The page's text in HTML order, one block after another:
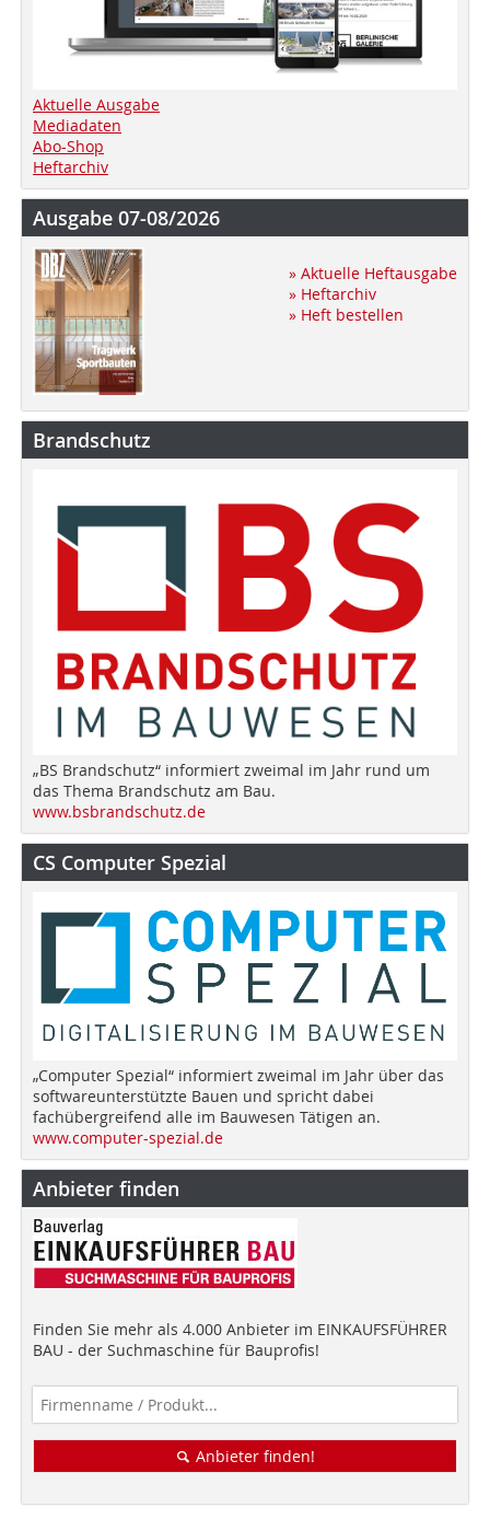
Aktuelle Ausgabe
Mediadaten
Abo-Shop
Heftarchiv
Ausgabe 07-08/2026
» Aktuelle Heftausgabe
» Heftarchiv
» Heft bestellen
Brandschutz
„BS Brandschutz“ informiert zweimal im Jahr rund um
das Thema Brandschutz am Bau.
www.bsbrandschutz.de
CS Computer Spezial
„Computer Spezial“ informiert zweimal im Jahr über das
softwareunterstützte Bauen und spricht dabei
fachübergreifend alle im Bauwesen Tätigen an.
www.computer-spezial.de
Anbieter finden
Finden Sie mehr als 4.000 Anbieter im EINKAUFSFÜHRER
BAU - der Suchmaschine für Bauprofis!
Anbieter finden!